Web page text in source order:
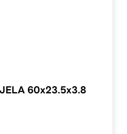
60x23.5x3.8